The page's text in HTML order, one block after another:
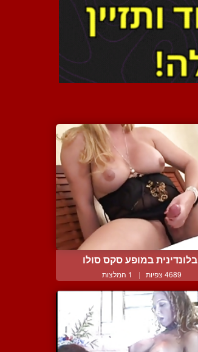
בלונדינית במופע סקס סולו
4689 צפיות | 1 המלצות